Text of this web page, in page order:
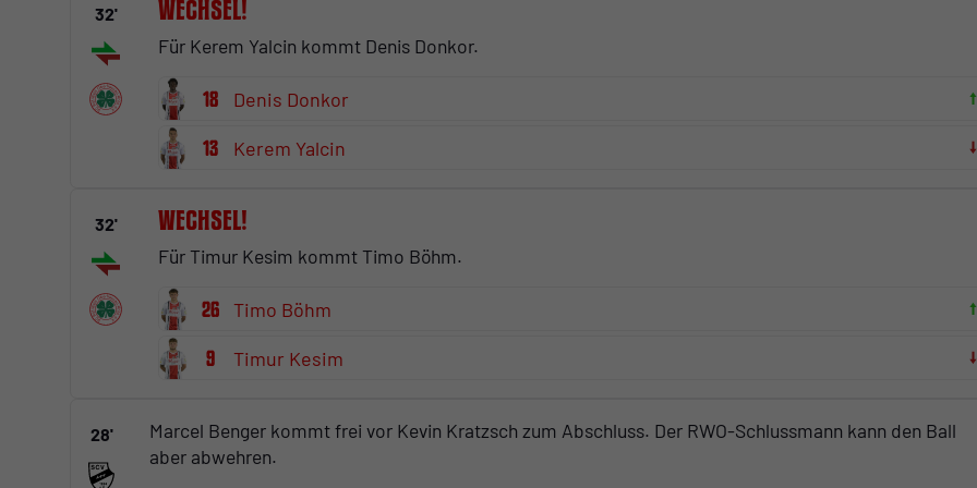
32' Wechsel!
Für Kerem Yalcin kommt Denis Donkor.
18 Denis Donkor
13 Kerem Yalcin
32' Wechsel!
Für Timur Kesim kommt Timo Böhm.
26 Timo Böhm
9 Timur Kesim
28'
Marcel Benger kommt frei vor Kevin Kratzsch zum Abschluss. Der RWO-Schlussmann kann den Ball
aber abwehren.